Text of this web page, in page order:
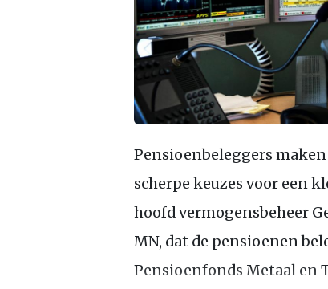
Pensioenbeleggers
scherpe keuzes voor een
hoofd vermogensbeheer
MN, dat de pensioenen
Pensioenfonds Metaal en